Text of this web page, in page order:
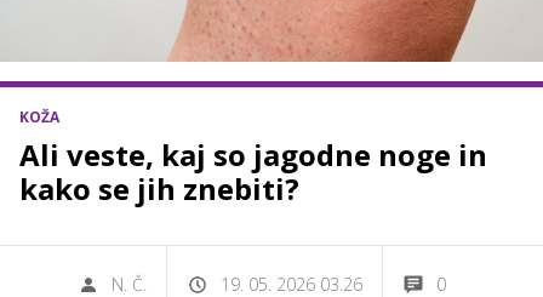
KOŽA
Ali veste, kaj so jagodne noge in
kako se jih znebiti?
N. Č. 19. 05. 2026 03.26 0